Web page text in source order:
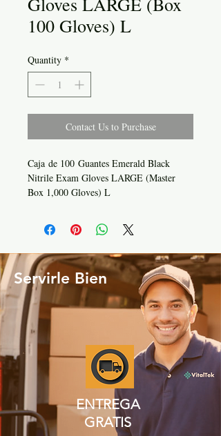
100 Gloves) L
Quantity *
Contact Us to Purchase
Caja de 100 Guantes Emerald Black
Nitrile Exam Gloves LARGE (Master
Box 1,000 Gloves) L
Servirle Bien
ENTREGA
GRATIS